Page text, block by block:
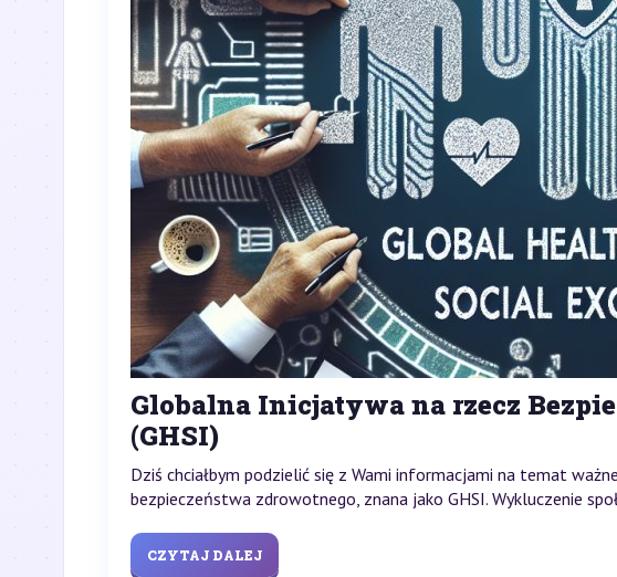
Globalna Inicjatywa na rzecz
(GHSI)
Dziś chciałbym podzielić się z Wami informacjami na temat
bezpieczeństwa zdrowotnego, znana jako GHSI. Wykluczenie
CZYTAJ DALEJ